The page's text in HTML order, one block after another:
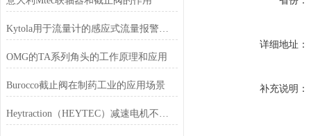
Kytola用于流量计的感应式流量报警传感器
OMG的TA系列角头的工作原理和应用
Burocco截止阀在制药工业的应用场景
Heytraction（HEYTEC）减速电机不同系列的特点
详细地址：
补充说明：